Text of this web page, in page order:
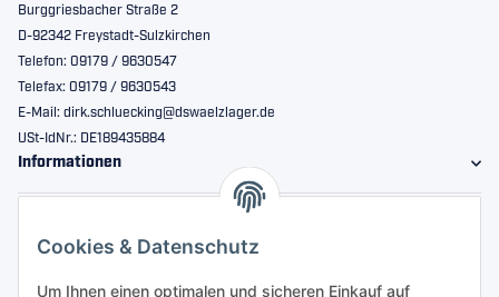
Cookies & Datenschutz
Um Ihnen einen optimalen und sicheren Einkauf auf
Burggriesbacher Straße 2
D-92342 Freystadt-Sulzkirchen
Telefon: 09179 / 9630547
Telefax: 09179 / 9630543
E-Mail: dirk.schluecking@dswaelzlager.de
USt-IdNr.: DE189435884
Informationen
Sicher bestellen